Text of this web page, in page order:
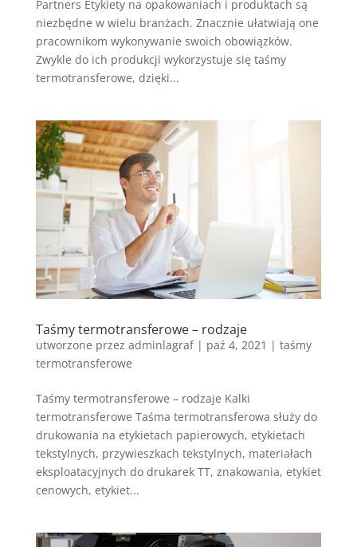
Partners Etykiety na opakowaniach i produktach są
niezbędne w wielu branżach. Znacznie ułatwiają one
pracownikom wykonywanie swoich obowiązków.
Zwykle do ich produkcji wykorzystuje się taśmy
termotransferowe, dzięki...
Taśmy termotransferowe – rodzaje
utworzone przez adminlagraf| paź 4, 2021 | taśmy
termotransferowe
Taśmy termotransferowe – rodzaje Kalki
termotransferowe Taśma termotransferowa służy do
drukowania na etykietach papierowych, etykietach
tekstylnych, przywieszkach tekstylnych, materiałach
eksploatacyjnych do drukarek TT, znakowania, etykiet
cenowych, etykiet...